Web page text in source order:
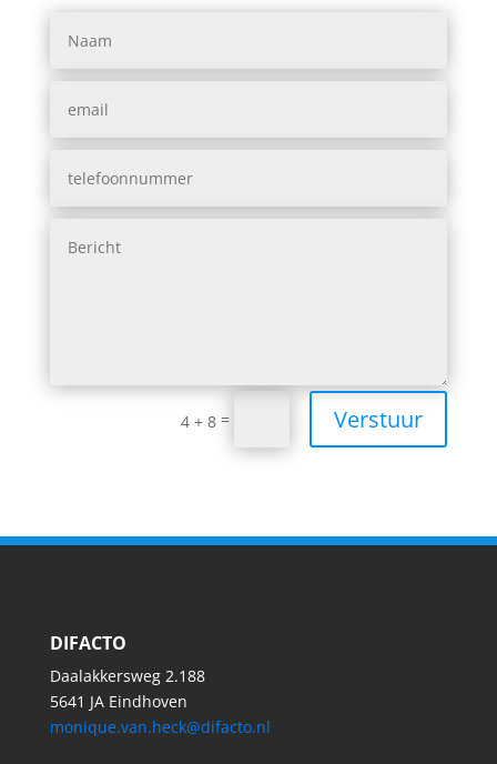
4 + 8 = Verstuur
DIFACTO
Daalakkersweg 2.188
5641 JA Eindhoven
monique.van.heck@difacto.nl